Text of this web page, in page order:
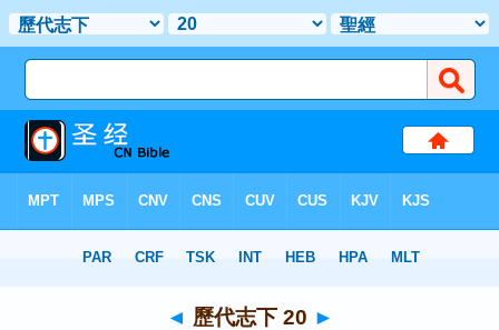
> 歷代志下 20
◄ 歷代志下 20 ►